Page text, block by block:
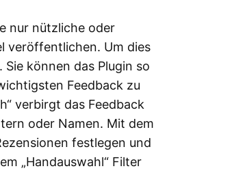
nur nützliche oder
veröffentlichen. Um dies
können das Plugin so
Feedback zu
verbirgt das Feedback
oder Namen. Mit dem
festlegen und
„Handauswahl“ Filter